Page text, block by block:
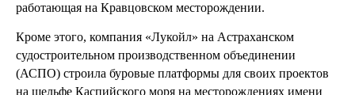
работающая на Кравцовском месторождении.
Кроме этого, компания «Лукойл» на Астраханском
судостроительном производственном объединении
(АСПО) строила буровые платформы для своих проектов
на шельфе Каспийского моря на месторождениях имени